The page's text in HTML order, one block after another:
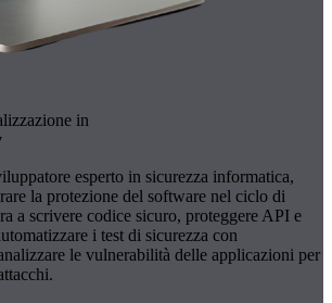
in
esperto in sicurezza informatica,
la protezione del software nel ciclo di
a scrivere codice sicuro, proteggere API e
i test di sicurezza con
le vulnerabilità delle applicazioni per